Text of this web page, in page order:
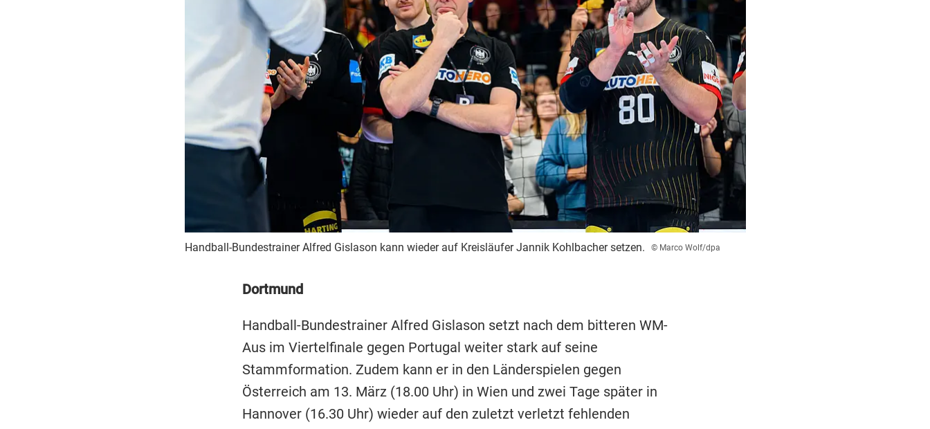
Handball-Bundestrainer Alfred Gislason kann wieder auf Kreisläufer Jannik Kohlbacher setzen. © Marco Wolf/dpa
Dortmund
Handball-Bundestrainer Alfred Gislason setzt nach dem bitteren WM-
Aus im Viertelfinale gegen Portugal weiter stark auf seine
Stammformation. Zudem kann er in den Länderspielen gegen
Österreich am 13. März (18.00 Uhr) in Wien und zwei Tage später in
Hannover (16.30 Uhr) wieder auf den zuletzt verletzt fehlenden